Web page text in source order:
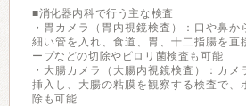
■消化器内科で行う主な検査
・胃カメラ（胃内視鏡検査）：口や鼻か
細い管を入れ、食道、胃、十二指腸を直
ープなどの切除やピロリ菌検査も可能
・大腸カメラ（大腸内視鏡検査）：カメ
挿入し、大腸の粘膜を観察する検査で、
除も可能